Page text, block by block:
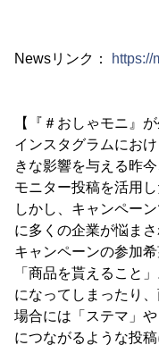
Newsリンク： https://
【『＃おしゃモニ』
インスタグラムにお
きな影響を与える昨
モニター投稿を活用
しかし、キャンペー
に多くの企業が悩ま
キャンペーンの参加
「商品を貰えること
になってしまったり
場合には「ステマ」
につながるような投